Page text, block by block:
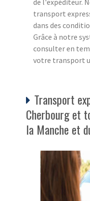
transport
dans des
Grâce à notre
consulter en
votre transport
Transport
Cherbourg et
la Manche et